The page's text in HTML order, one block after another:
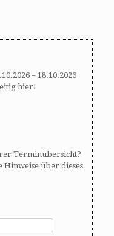
– 18.10.2026
hier!
Terminübersicht?
Hinweise über dieses